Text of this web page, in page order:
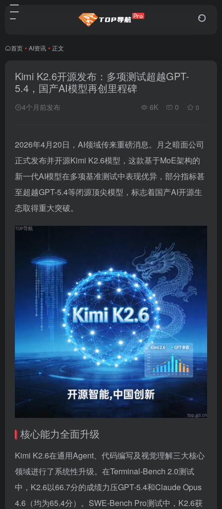
首页 • AI资讯 • 正文
Kimi K2.6开源发布：多项测试超越GPT-
5.4，国产AI模型再创里程碑
4个月前发布 6K 0 0
2026年4月20日，AI领域传来重磅消息。月之暗面公司
正式发布并开源Kimi K2.6模型，这款基于MoE架构的
新一代AI模型在多项基准测试中表现优异，部分指标甚
至超越GPT-5.4等闭源顶尖模型，标志着国产AI开源生
态取得重大突破。
核心能力全面升级
Kimi K2.6在通用Agent、代码编写及视觉理解三大核心
领域进行了系统性升级。在Terminal-Bench 2.0测试
中，K2.6以66.7分的成绩力压GPT-5.4和Claude Opus
4.6（均为65.4分）。SWE-Bench Pro测试中，K2.6获